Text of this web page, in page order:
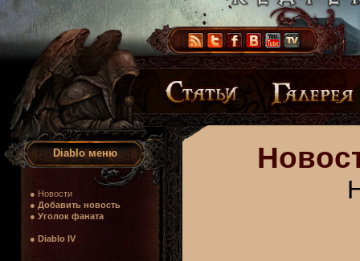
Diablo меню
● Новости
● Добавить новость
● Уголок фаната
● Diablo IV